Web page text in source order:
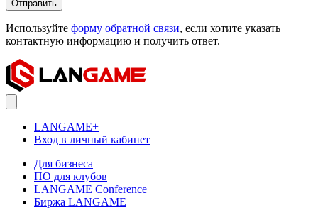
Отправить
Используйте форму обратной связи, если хотите указать
контактную информацию и получить ответ.
LANGAME+
Вход в личный кабинет
Для бизнеса
ПО для клубов
LANGAME Conference
Биржа LANGAME